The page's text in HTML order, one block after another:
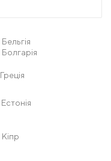
Бельгія
Болгарія
Греція
Естонія
Кіпр